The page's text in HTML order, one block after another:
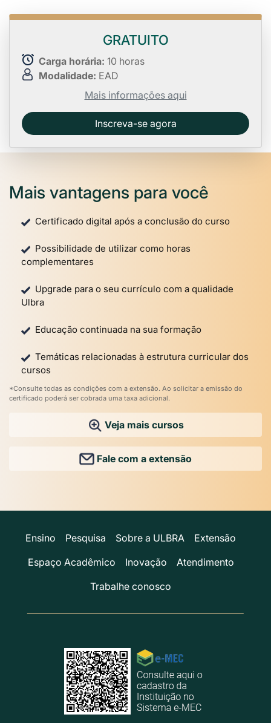
GRATUITO
Carga horária: 10 horas
Modalidade: EAD
Mais informações aqui
Inscreva-se agora
Mais vantagens para você
Certificado digital após a conclusão do curso
Possibilidade de utilizar como horas
complementares
Upgrade para o seu currículo com a qualidade
Ulbra
Educação continuada na sua formação
Temáticas relacionadas à estrutura curricular dos
cursos
*Consulte todas as condições com a extensão. Ao solicitar a emissão do
certificado poderá ser cobrada uma taxa adicional.
Veja mais cursos
Fale com a extensão
Ensino Pesquisa Sobre a ULBRA
Extensão
Espaço Acadêmico
Inovação
Atendimento
Trabalhe conosco